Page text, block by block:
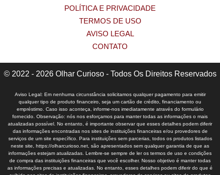
POLÍTICA E PRIVACIDADE
TERMOS DE USO
AVISO LEGAL
CONTATO
© 2022 - 2026 Olhar Curioso - Todos Os Direitos Reservados
Aviso Legal: Em nenhuma circunstância solicitamos qualquer pagamento para emitir
qualquer tipo de produto financeiro, seja um cartão de crédito, financiamento ou
empréstimo. Caso isso aconteça, informe-nos imediatamente através do formulário
fornecido. Observação: nós nos esforçamos para manter todas as informações o mais
atualizadas possível. No entanto, é importante observar que esses detalhes podem diferir
das informações encontradas nos sites de instituições financeiras e/ou provedores de
serviços de um site específico. Para instituições sem parcerias, todos os produtos listados
neste site, https://olharcurioso.net, são apresentados sem qualquer garantia de que as
informações estejam atualizadas. Lembre-se sempre de ler os termos de uso e condições
de compra das instituições financeiras que você escolher. Nosso objetivo é manter todas
as informações precisas e atualizadas. No entanto, esses detalhes podem diferir do que é